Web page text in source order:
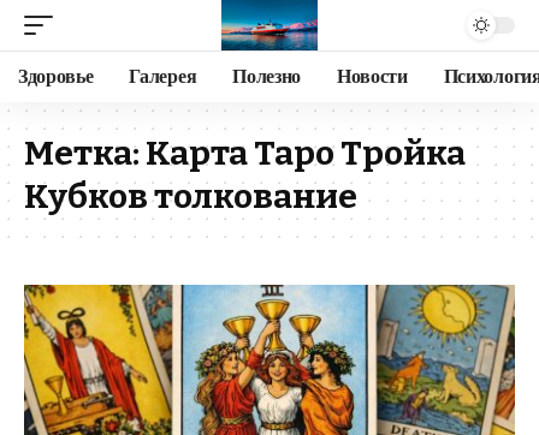
Здоровье Галерея Полезно Новости
Метка: Карта Таро Тройка
Кубков толкование